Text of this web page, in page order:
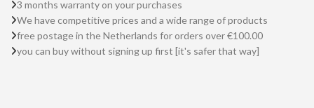
3 months warranty on your purchases
We have competitive prices and a wide range of products
free postage in the Netherlands for orders over €100.00
you can buy without signing up first [it's safer that way]